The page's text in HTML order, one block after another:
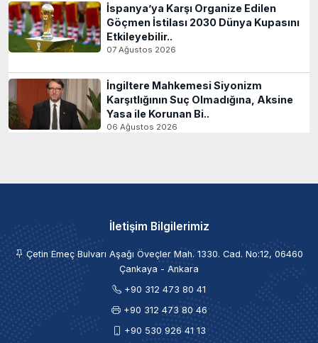
İspanya’ya Karşı Organize Edilen
Göçmen İstilası 2030 Dünya Kupasını
Etkileyebilir..
07 Ağustos 2026
İngiltere Mahkemesi Siyonizm
Karşıtlığının Suç Olmadığına, Aksine
Yasa ile Korunan Bi..
06 Ağustos 2026
İletişim Bilgilerimiz
Çetin Emeç Bulvarı Aşağı Öveçler Mah. 1330. Cad. No:12, 06460
Çankaya - Ankara
+90 312 473 80 41
+90 312 473 80 46
+90 530 926 41 13